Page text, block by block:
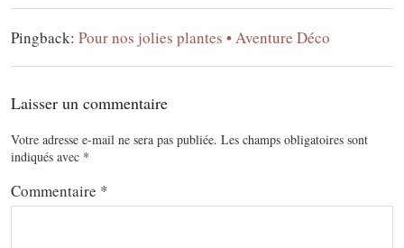
Pingback: Pour nos jolies plantes • Aventure Déco
Laisser un commentaire
Votre adresse e-mail ne sera pas publiée. Les champs obligatoires sont
indiqués avec *
Commentaire *